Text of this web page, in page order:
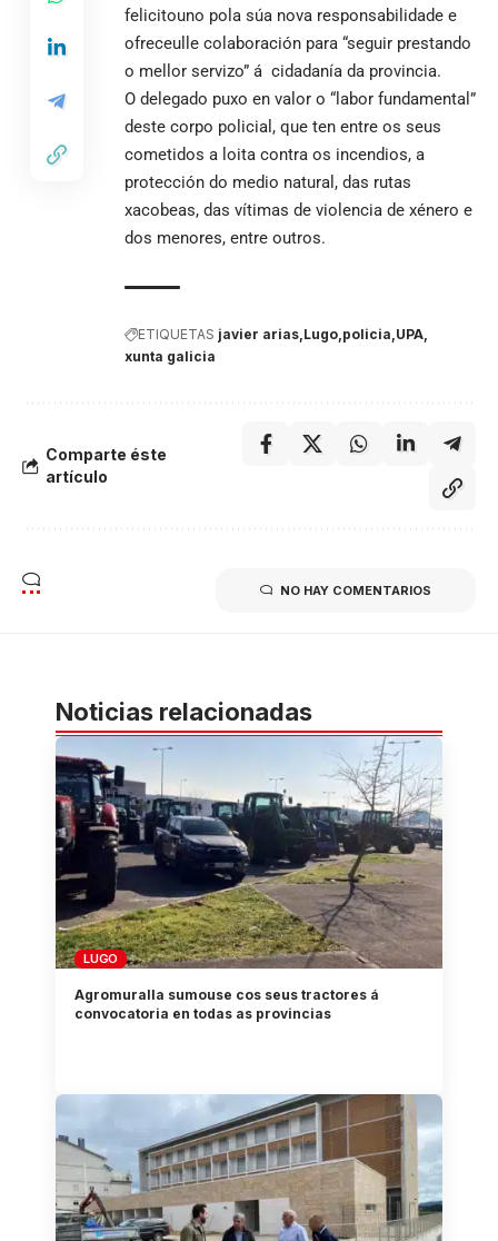
felicitouno pola súa nova responsabilidade e
ofreceulle colaboración para “seguir prestando
o mellor servizo” á cidadanía da provincia.
O delegado puxo en valor o “labor fundamental”
deste corpo policial, que ten entre os seus
cometidos a loita contra os incendios, a
protección do medio natural, das rutas
xacobeas, das vítimas de violencia de xénero e
dos menores, entre outros.
ETIQUETAS javier arias Lugo policia UPA
xunta galicia
Comparte éste
artículo
NO HAY COMENTARIOS
Noticias relacionadas
LUGO
Agromuralla sumouse cos seus tractores á
convocatoria en todas as provincias